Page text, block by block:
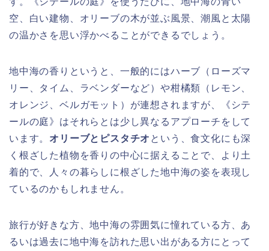
空、白い建物、オリーブの木が並ぶ風景、潮風と太陽
の温かさを思い浮かべることができるでしょう。
地中海の香りというと、一般的にはハーブ（ローズマ
リー、タイム、ラベンダーなど）や柑橘類（レモン、
オレンジ、ベルガモット）が連想されますが、《シテ
ールの庭》はそれらとは少し異なるアプローチをして
います。 オリーブとピスタチオ という、食文化にも深
く根ざした植物を香りの中心に据えることで、より土
着的で、人々の暮らしに根ざした地中海の姿を表現し
ているのかもしれません。
旅行が好きな方、地中海の雰囲気に憧れている方、あ
るいは過去に地中海を訪れた思い出がある方にとって